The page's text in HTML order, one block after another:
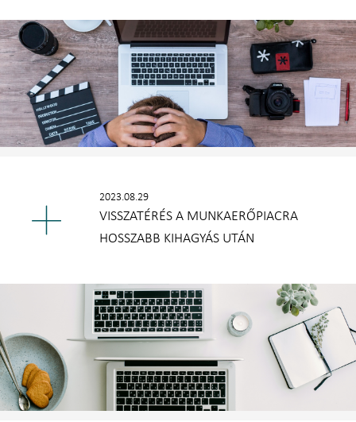
2023.08.29
VISSZATÉRÉS A MUNKAERŐPIACRA
HOSSZABB KIHAGYÁS UTÁN